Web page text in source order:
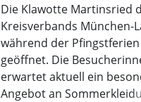
Die Klawotte Martinsried
Kreisverbands München-
während der
geöffnet. Die
erwartet aktuell ein
Angebot an